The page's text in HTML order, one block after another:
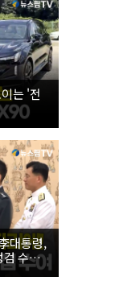
는 '전
대통령,
검 수치
검 수치